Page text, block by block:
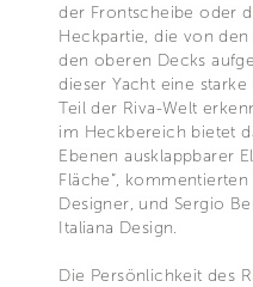
der Frontscheibe oder
Heckpartie, die von den
den oberen Decks
dieser Yacht eine
Teil der Riva-Welt
im Heckbereich bietet
Ebenen ausklappbarer
Fläche“,
Designer, und Sergio
Italiana Design.
Die Persönlichkeit des